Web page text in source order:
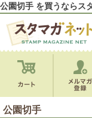
公園切手 を買うならス
公園切手